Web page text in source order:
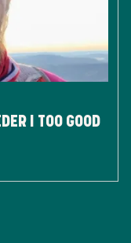
I TOO GOOD